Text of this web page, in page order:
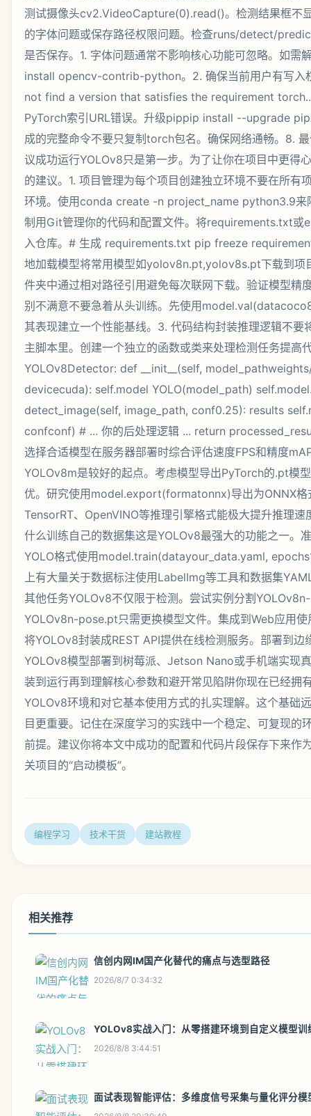
测试摄像头cv2.VideoCapture(0).read()。检测结果框不
的字体问题或保存路径权限问题。检查runs/detect/
是否保存。1. 字体问题通常不影响核心功能可忽略。如需
install opencv-contrib-python。2. 确保当前用户有写入
not find a version that satisfies the requirement
PyTorch索引URL错误。升级pippip install --upgrade
成的完整命令不要只复制torch包名。确保网络通畅。8.
议成功运行YOLOv8只是第一步。为了让你在项目中更得
的建议。1. 项目管理为每个项目创建独立环境不要在所有
环境。使用conda create -n project_name python3.9来
制用Git管理你的代码和配置文件。将requirements.txt或
入仓库。# 生成 requirements.txt pip freeze
地加载模型将常用模型如yolov8n.pt,yolov8s.pt下载到项
件夹中通过相对路径引用避免每次联网下载。验证模型精
别不满意不要急着从头训练。先使用
其表现建立一个性能基线。3. 代码结构封装推理逻辑不要
主脚本里。创建一个独立的函数或类来处理检测任务提高
YOLOv8Detector: def __init__(self,
devicecuda): self.model YOLO(model_path)
detect_image(self, image_path, conf0.25): results
confconf) # ... 你的后处理逻辑 ... return
选择合适模型在服务器部署时综合评估速度FPS和精度
YOLOv8m是较好的起点。考虑模型导出PyTorch的.pt模
优。研究使用model.export(formatonnx)导出为ONNX格
TensorRT、OpenVINO等推理引擎格式能极大提升推理速
什么训练自己的数据集这是YOLOv8最强大的功能之一。
YOLO格式使用model.train(datayour_data.yaml,
上有大量关于数据标注使用LabelImg等工具和数据集
其他任务YOLOv8不仅限于检测。尝试实例分割
YOLOv8n-pose.pt只需更换模型文件。集成到Web应用
将YOLOv8封装成REST API提供在线检测服务。部署到边
YOLOv8模型部署到树莓派、Jetson Nano或手机端实现
装到运行再到理解核心参数和避开常见陷阱你现在已经拥
YOLOv8环境和对它基本使用方式的扎实理解。这个基础
目更重要。记住在深度学习的实践中一个稳定、可复现的
前提。建议你将本文中成功的配置和代码片段保存下来作
关项目的“启动模板”。
编程学习 技术干货 建站教程
相关推荐
信创内网IM国产化替代的痛点与选型路径
2026/8/7 0:34:32
YOLOv8实战入门：从零搭建环境到自定义模型训
2026/8/8 3:44:51
面试表现智能评估：多维度信号采集与量化评分模